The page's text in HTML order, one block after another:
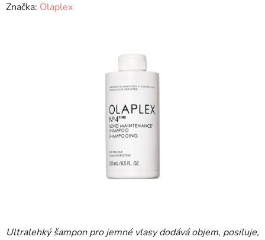
Ultralehký šampon pro jemné vlasy dodává objem, posiluje,
Značka: Olaplex